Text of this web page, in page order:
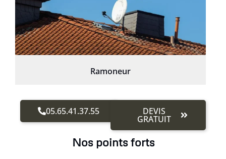
Ramoneur
05.65.41.37.55 DEVIS
GRATUIT
Nos points forts